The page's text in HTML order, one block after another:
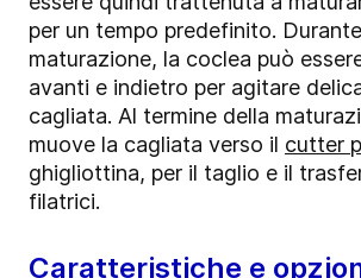
per un tempo predefinito.
maturazione, la coclea può
avanti e indietro per agitare
cagliata. Al termine della
muove la cagliata verso il cutter
ghigliottina, per il taglio e il
filatrici.
Caratteristiche e